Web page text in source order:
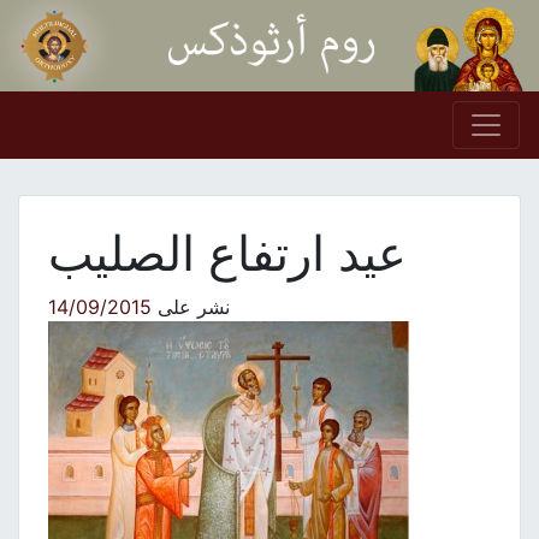
Skip to content
Main Navigation
عيد ارتفاع الصليب
نشر على14/09/2015